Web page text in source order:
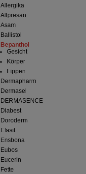
Allergika
Allpresan
Asam
Ballistol
Bepanthol
Gesicht
Körper
Lippen
Dermapharm
Dermasel
DERMASENCE
Diabest
Doroderm
Efasit
Ensbona
Eubos
Eucerin
Fette